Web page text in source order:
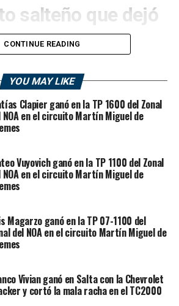
salteño que dejó
imborrable
Este8 de mayo de 2026
años del fallecimiento de Nicolás
pilotos salteños más recordados
cuya historia quedó
por su talento, su estilo ganador y
que todavía prometía mucho más.
de Salta
29 de junio de
de esos pilotos que desde muy
especiales. Su camino
donde rápidamente se destacó y
en 1992 y 1993
. A partir
trayectoria ascendente que lo
nacional y luego a convertirse en
del TC2000.
CONTINUE READING
YOU MAY LIKE
Clapier ganó en la TP 1600 del Zonal
NOA en el circuito Martín Miguel de
Vuyovich ganó en la TP 1100 del Zonal
NOA en el circuito Martín Miguel de
Magarzo ganó en la TP 07-1100 del
del NOA en el circuito Martín Miguel de
Vivian ganó en Salta con la Chevrolet
y cortó la mala racha en el TC2000